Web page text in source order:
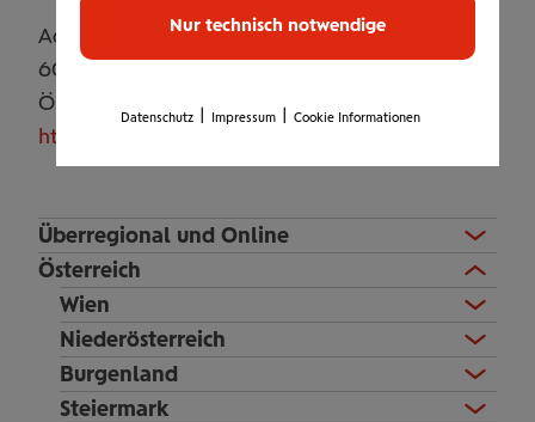
Überregional und Online
Österreich
Wien
Niederösterreich
Burgenland
Steiermark
Adamgasse 7
6020
Österreich
http://www.theflou.at
Nur technisch notwendige
Datenschutz Impressum Cookie Informationen